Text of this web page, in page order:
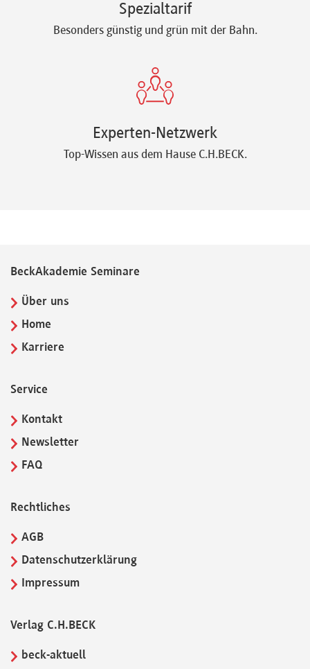
Spezialtarif
Besonders günstig und grün mit der Bahn.
Experten-Netzwerk
Top-Wissen aus dem Hause C.H.BECK.
BeckAkademie Seminare
Über uns
Home
Karriere
Service
Kontakt
Newsletter
FAQ
Rechtliches
AGB
Datenschutzerklärung
Impressum
Verlag C.H.BECK
beck-aktuell